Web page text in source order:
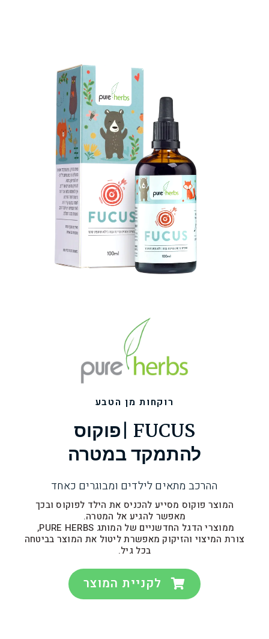
רוקחות מן הטבע
FUCUS |פוקוס
להתמקד במטרה
ההרכב מתאים לילדים ומבוגרים כאחד
המוצר פוקוס מסייע להכניס את הילד לפוקוס ובכך
מאפשר להגיע אל המטרה.
ממוצרי הדגל החדשניים של המותג PURE HERBS,
צורת המיצוי והזיקוק מאפשרת ליטול את המוצר בביטחה
בכל גיל.
לקניית המוצר